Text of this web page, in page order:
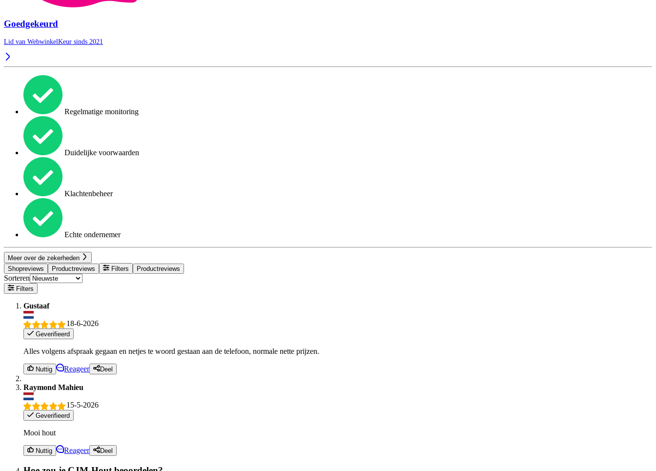
Goedgekeurd
Lid van WebwinkelKeur sinds 2021
Regelmatige monitoring
Duidelijke voorwaarden
Klachtenbeheer
Echte ondernemer
Meer over de zekerheden
Shopreviews
Productreviews Filters Productreviews
Sorteren
Filters
Gustaaf
18-6-2026
Geverifieerd
Alles volgens afspraak gegaan en netjes te woord gestaan aan de telefoon, normale nette prijzen.
Nuttig Reageer Deel
Raymond Mahieu
15-5-2026
Geverifieerd
Mooi hout
Nuttig Reageer Deel